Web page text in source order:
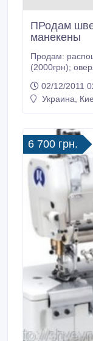
ПРодам
манекены
Продам:
(2000грн); оверлок ALTIN 8515 ; (2000грн) оверлок
итальянские
Обращаться
02/12/2011
Украина,
6 700 грн.